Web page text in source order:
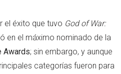
el éxito que tuvo God of War:
en el máximo nominado de la
Awards; sin embargo, y aunque
categorías fueron para